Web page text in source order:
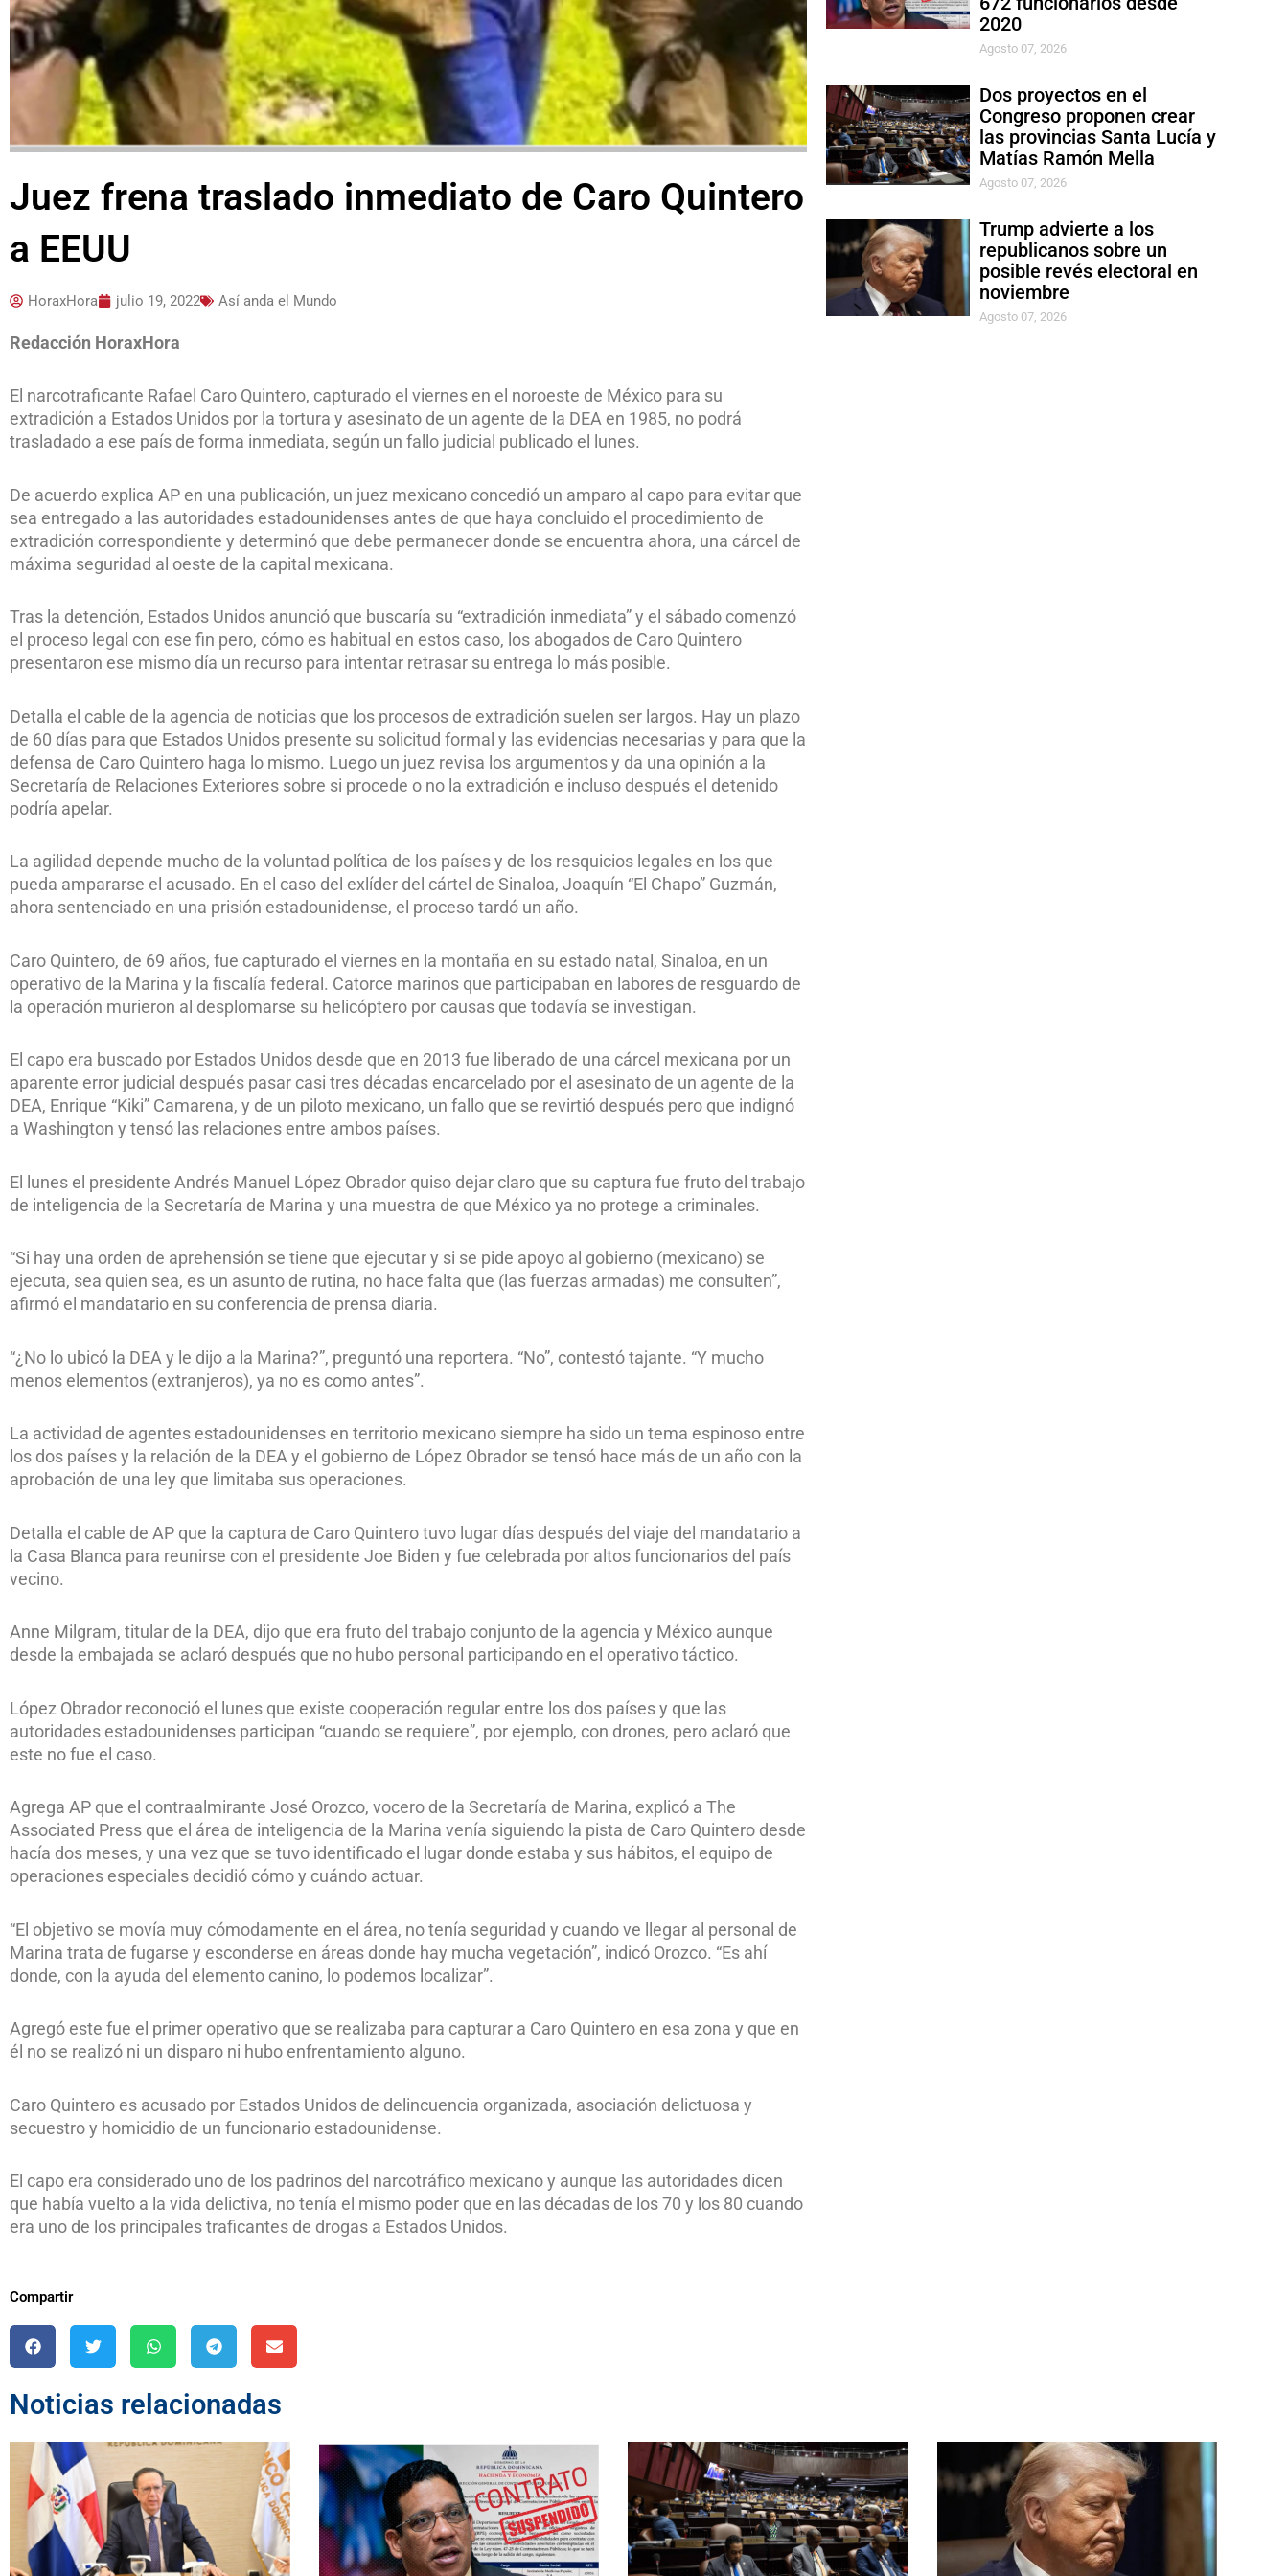
Juez frena traslado inmediato de Caro Quintero
a EEUU
HoraxHora julio 19, 2022 Así anda el Mundo
Redacción HoraxHora
El narcotraficante Rafael Caro Quintero, capturado el viernes en el noroeste de México para su
extradición a Estados Unidos por la tortura y asesinato de un agente de la DEA en 1985, no podrá
trasladado a ese país de forma inmediata, según un fallo judicial publicado el lunes.
De acuerdo explica AP en una publicación, un juez mexicano concedió un amparo al capo para evitar que
sea entregado a las autoridades estadounidenses antes de que haya concluido el procedimiento de
extradición correspondiente y determinó que debe permanecer donde se encuentra ahora, una cárcel de
máxima seguridad al oeste de la capital mexicana.
Tras la detención, Estados Unidos anunció que buscaría su “extradición inmediata” y el sábado comenzó
el proceso legal con ese fin pero, cómo es habitual en estos caso, los abogados de Caro Quintero
presentaron ese mismo día un recurso para intentar retrasar su entrega lo más posible.
Detalla el cable de la agencia de noticias que los procesos de extradición suelen ser largos. Hay un plazo
de 60 días para que Estados Unidos presente su solicitud formal y las evidencias necesarias y para que la
defensa de Caro Quintero haga lo mismo. Luego un juez revisa los argumentos y da una opinión a la
Secretaría de Relaciones Exteriores sobre si procede o no la extradición e incluso después el detenido
podría apelar.
La agilidad depende mucho de la voluntad política de los países y de los resquicios legales en los que
pueda ampararse el acusado. En el caso del exlíder del cártel de Sinaloa, Joaquín “El Chapo” Guzmán,
ahora sentenciado en una prisión estadounidense, el proceso tardó un año.
Caro Quintero, de 69 años, fue capturado el viernes en la montaña en su estado natal, Sinaloa, en un
operativo de la Marina y la fiscalía federal. Catorce marinos que participaban en labores de resguardo de
la operación murieron al desplomarse su helicóptero por causas que todavía se investigan.
El capo era buscado por Estados Unidos desde que en 2013 fue liberado de una cárcel mexicana por un
aparente error judicial después pasar casi tres décadas encarcelado por el asesinato de un agente de la
DEA, Enrique “Kiki” Camarena, y de un piloto mexicano, un fallo que se revirtió después pero que indignó
a Washington y tensó las relaciones entre ambos países.
El lunes el presidente Andrés Manuel López Obrador quiso dejar claro que su captura fue fruto del trabajo
de inteligencia de la Secretaría de Marina y una muestra de que México ya no protege a criminales.
“Si hay una orden de aprehensión se tiene que ejecutar y si se pide apoyo al gobierno (mexicano) se
ejecuta, sea quien sea, es un asunto de rutina, no hace falta que (las fuerzas armadas) me consulten”,
afirmó el mandatario en su conferencia de prensa diaria.
“¿No lo ubicó la DEA y le dijo a la Marina?”, preguntó una reportera. “No”, contestó tajante. “Y mucho
menos elementos (extranjeros), ya no es como antes”.
La actividad de agentes estadounidenses en territorio mexicano siempre ha sido un tema espinoso entre
los dos países y la relación de la DEA y el gobierno de López Obrador se tensó hace más de un año con la
aprobación de una ley que limitaba sus operaciones.
Detalla el cable de AP que la captura de Caro Quintero tuvo lugar días después del viaje del mandatario a
la Casa Blanca para reunirse con el presidente Joe Biden y fue celebrada por altos funcionarios del país
vecino.
Anne Milgram, titular de la DEA, dijo que era fruto del trabajo conjunto de la agencia y México aunque
desde la embajada se aclaró después que no hubo personal participando en el operativo táctico.
López Obrador reconoció el lunes que existe cooperación regular entre los dos países y que las
autoridades estadounidenses participan “cuando se requiere”, por ejemplo, con drones, pero aclaró que
este no fue el caso.
Agrega AP que el contraalmirante José Orozco, vocero de la Secretaría de Marina, explicó a The
Associated Press que el área de inteligencia de la Marina venía siguiendo la pista de Caro Quintero desde
hacía dos meses, y una vez que se tuvo identificado el lugar donde estaba y sus hábitos, el equipo de
operaciones especiales decidió cómo y cuándo actuar.
“El objetivo se movía muy cómodamente en el área, no tenía seguridad y cuando ve llegar al personal de
Marina trata de fugarse y esconderse en áreas donde hay mucha vegetación”, indicó Orozco. “Es ahí
donde, con la ayuda del elemento canino, lo podemos localizar”.
Agregó este fue el primer operativo que se realizaba para capturar a Caro Quintero en esa zona y que en
él no se realizó ni un disparo ni hubo enfrentamiento alguno.
Caro Quintero es acusado por Estados Unidos de delincuencia organizada, asociación delictuosa y
secuestro y homicidio de un funcionario estadounidense.
El capo era considerado uno de los padrinos del narcotráfico mexicano y aunque las autoridades dicen
que había vuelto a la vida delictiva, no tenía el mismo poder que en las décadas de los 70 y los 80 cuando
era uno de los principales traficantes de drogas a Estados Unidos.
Compartir
2020
Agosto 07, 2026
Dos proyectos en el
Congreso proponen crear
las provincias Santa Lucía y
Matías Ramón Mella
Agosto 07, 2026
Trump advierte a los
republicanos sobre un
posible revés electoral en
noviembre
Agosto 07, 2026
Noticias relacionadas